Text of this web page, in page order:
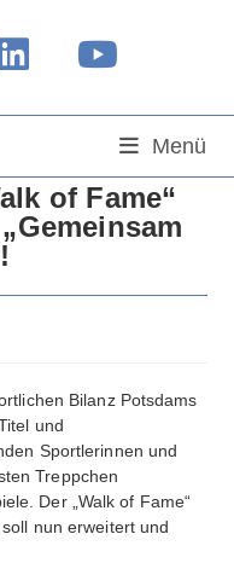
Menü
of Fame“
Bilanz Potsdams
und
Sportlerinnen und
Treppchen
Der „Walk of Fame“
nun erweitert und